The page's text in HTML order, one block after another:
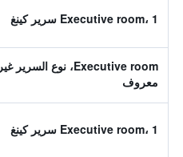
Executive room، 1 سرير كينغ
Executive room، نوع السرير غير
معروف
Executive room، 1 سرير كينغ